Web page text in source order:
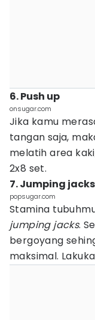
6. Push up
onsugar.com
Jika kamu
tangan saja,
melatih area
2x8 set.
7. Jumping jacks
popsugar.com
Stamina
jumping jacks.
bergoyang
maksimal.